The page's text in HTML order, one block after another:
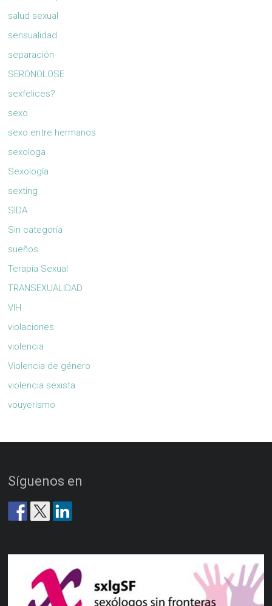
salud sexual
sensualidad
separación
SERONOLOSE
sexfelices?
sexo
sexo entre hermanos
sexologa
Sexología
sexting
SIDA
Sin categoría
sueños
Terapia Sexual
TRANSEXUALIDAD
VIH
violaciones
violencia
Violencia de género
violencia sexista
vouyerismo
Síguenos en